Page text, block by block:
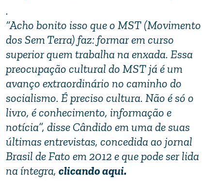
.
“Acho bonito isso que o MST (Movimento
dos Sem Terra) faz: formar em curso
superior quem trabalha na enxada. Essa
preocupação cultural do MST já é um
avanço extraordinário no caminho do
socialismo. É preciso cultura. Não é só o
livro, é conhecimento, informação e
notícia”, disse Cândido em uma de suas
últimas entrevistas, concedida ao jornal
Brasil de Fato em 2012 e que pode ser lida
na íntegra, clicando aqui.